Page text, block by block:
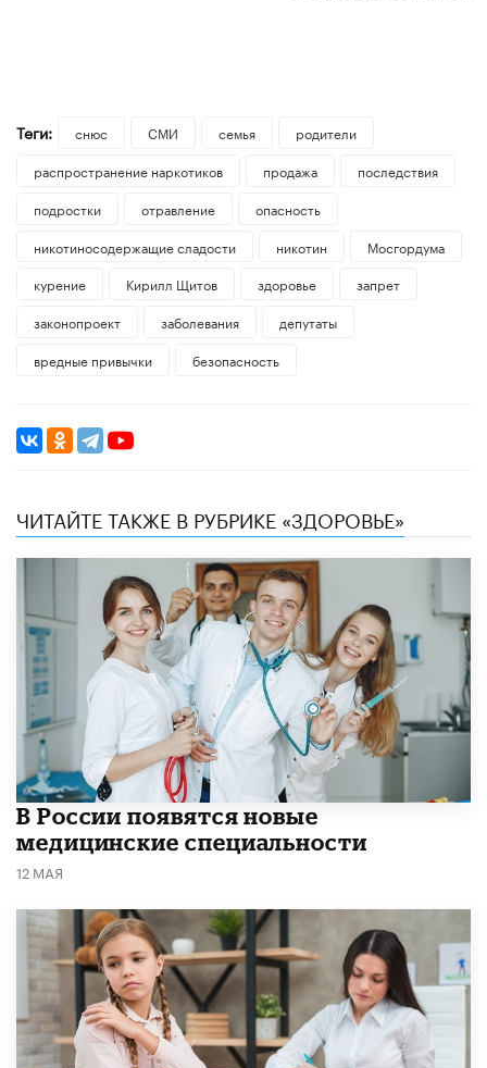
Теги: снюс СМИ семья
родители
распространение наркотиков
продажа
последствия
подростки
отравление
опасность
никотиносодержащие сладости
никотин
Мосгордума
курение
Кирилл Щитов здоровье
запрет
законопроект
заболевания
депутаты
вредные привычки
безопасность
ЧИТАЙТЕ ТАКЖЕ В РУБРИКЕ «ЗДОРОВЬЕ»
В России появятся новые
медицинские специальности
12 МАЯ